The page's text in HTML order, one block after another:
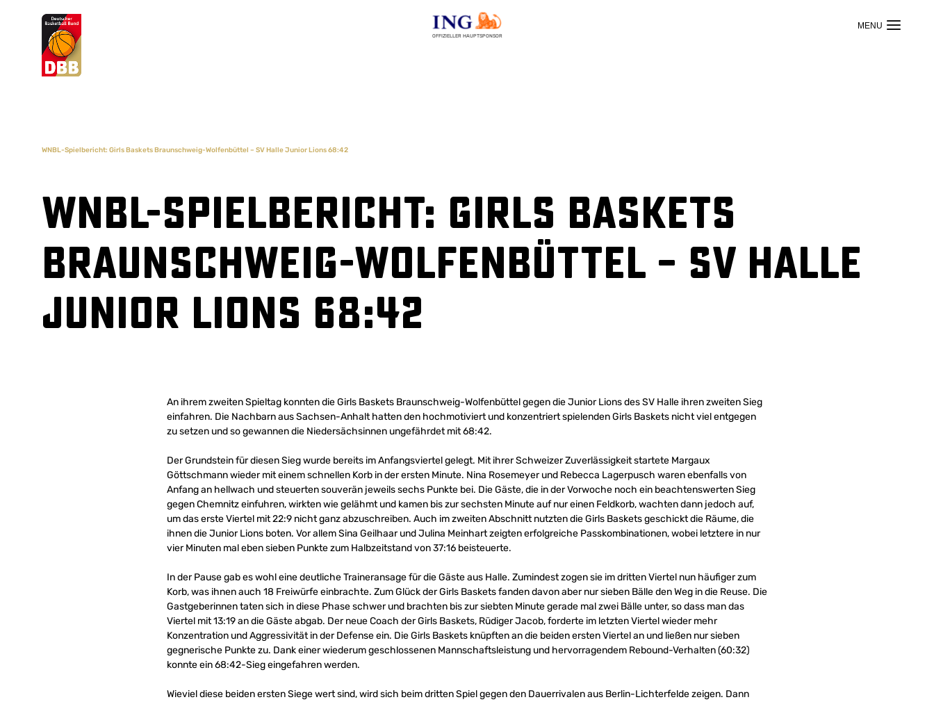
OFFIZIELLER HAUPTSPONSOR
Suchvorschläge
WNBL-Spielbericht: Girls Baskets Braunschweig-Wolfenbüttel – SV Halle Junior Lions 68:42
WNBL-Spielbericht: Girls Baskets
Braunschweig-Wolfenbüttel – SV Halle
Junior Lions 68:42
An ihrem zweiten Spieltag konnten die Girls Baskets Braunschweig-Wolfenbüttel gegen die Junior Lions des SV Halle ihren zweiten Sieg
einfahren. Die Nachbarn aus Sachsen-Anhalt hatten den hochmotiviert und konzentriert spielenden Girls Baskets nicht viel entgegen
zu setzen und so gewannen die Niedersächsinnen ungefährdet mit 68:42.
Der Grundstein für diesen Sieg wurde bereits im Anfangsviertel gelegt. Mit ihrer Schweizer Zuverlässigkeit startete Margaux
Göttschmann wieder mit einem schnellen Korb in der ersten Minute. Nina Rosemeyer und Rebecca Lagerpusch waren ebenfalls von
Anfang an hellwach und steuerten souverän jeweils sechs Punkte bei. Die Gäste, die in der Vorwoche noch ein beachtenswerten Sieg
gegen Chemnitz einfuhren, wirkten wie gelähmt und kamen bis zur sechsten Minute auf nur einen Feldkorb, wachten dann jedoch auf,
um das erste Viertel mit 22:9 nicht ganz abzuschreiben. Auch im zweiten Abschnitt nutzten die Girls Baskets geschickt die Räume, die
ihnen die Junior Lions boten. Vor allem Sina Geilhaar und Julina Meinhart zeigten erfolgreiche Passkombinationen, wobei letztere in nur
vier Minuten mal eben sieben Punkte zum Halbzeitstand von 37:16 beisteuerte.
In der Pause gab es wohl eine deutliche Traineransage für die Gäste aus Halle. Zumindest zogen sie im dritten Viertel nun häufiger zum
Korb, was ihnen auch 18 Freiwürfe einbrachte. Zum Glück der Girls Baskets fanden davon aber nur sieben Bälle den Weg in die Reuse. Die
Gastgeberinnen taten sich in diese Phase schwer und brachten bis zur siebten Minute gerade mal zwei Bälle unter, so dass man das
Viertel mit 13:19 an die Gäste abgab. Der neue Coach der Girls Baskets, Rüdiger Jacob, forderte im letzten Viertel wieder mehr
Konzentration und Aggressivität in der Defense ein. Die Girls Baskets knüpften an die beiden ersten Viertel an und ließen nur sieben
gegnerische Punkte zu. Dank einer wiederum geschlossenen Mannschaftsleistung und hervorragendem Rebound-Verhalten (60:32)
konnte ein 68:42-Sieg eingefahren werden.
Wieviel diese beiden ersten Siege wert sind, wird sich beim dritten Spiel gegen den Dauerrivalen aus Berlin-Lichterfelde zeigen. Dann